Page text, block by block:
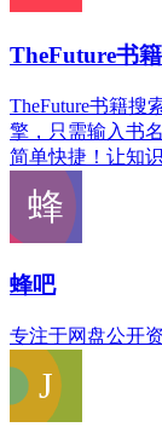
TheFuture书
TheFuture书籍搜
擎，只需输入书
简单快捷！让知
蜂吧
专注于网盘公开